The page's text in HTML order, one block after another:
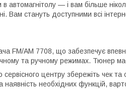
автомагнітолу — і вам більше
Вам стануть доступними всі
FM/AM 7708, що забезпечує
та ручному режимах. Тюнер
центру збережіть чек та
необхідних функцій,